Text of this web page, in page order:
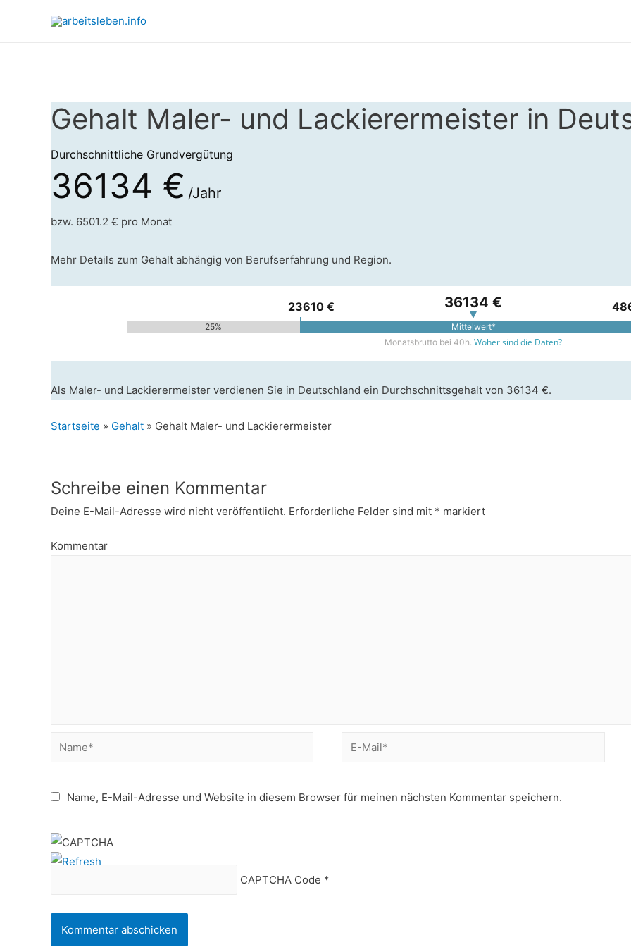
Gehalt Maler- und Lackierermeister in
Durchschnittliche Grundvergütung
36134 € /Jahr
bzw. 6501.2 € pro Monat
Mehr Details zum Gehalt abhängig von Berufserfahrung und Region.
23610 € 36134 €
25%
Mittelwert*
Monatsbrutto bei 40h. Woher sind die Daten?
Als Maler- und Lackierermeister verdienen Sie in Deutschland ein Durchschnittsgehalt von 36134 €.
Startseite » Gehalt » Gehalt Maler- und Lackierermeister
Schreibe einen Kommentar
Deine E-Mail-Adresse wird nicht veröffentlicht. Erforderliche Felder sind mit * markiert
Kommentar
Name*
E-
Name, E-Mail-Adresse und Website in diesem Browser für meinen nächsten Kommentar speichern.
CAPTCHA Code *